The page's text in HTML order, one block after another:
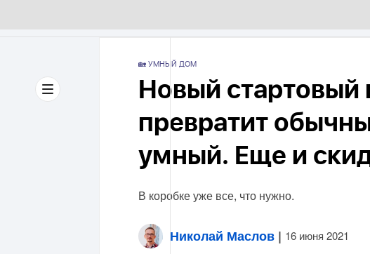
🏡 УМНЫЙ ДОМ
Новый стартовый
превратит
умный. Еще и
В коробке уже все, что нужно.
Николай Маслов | 16 июня 2021